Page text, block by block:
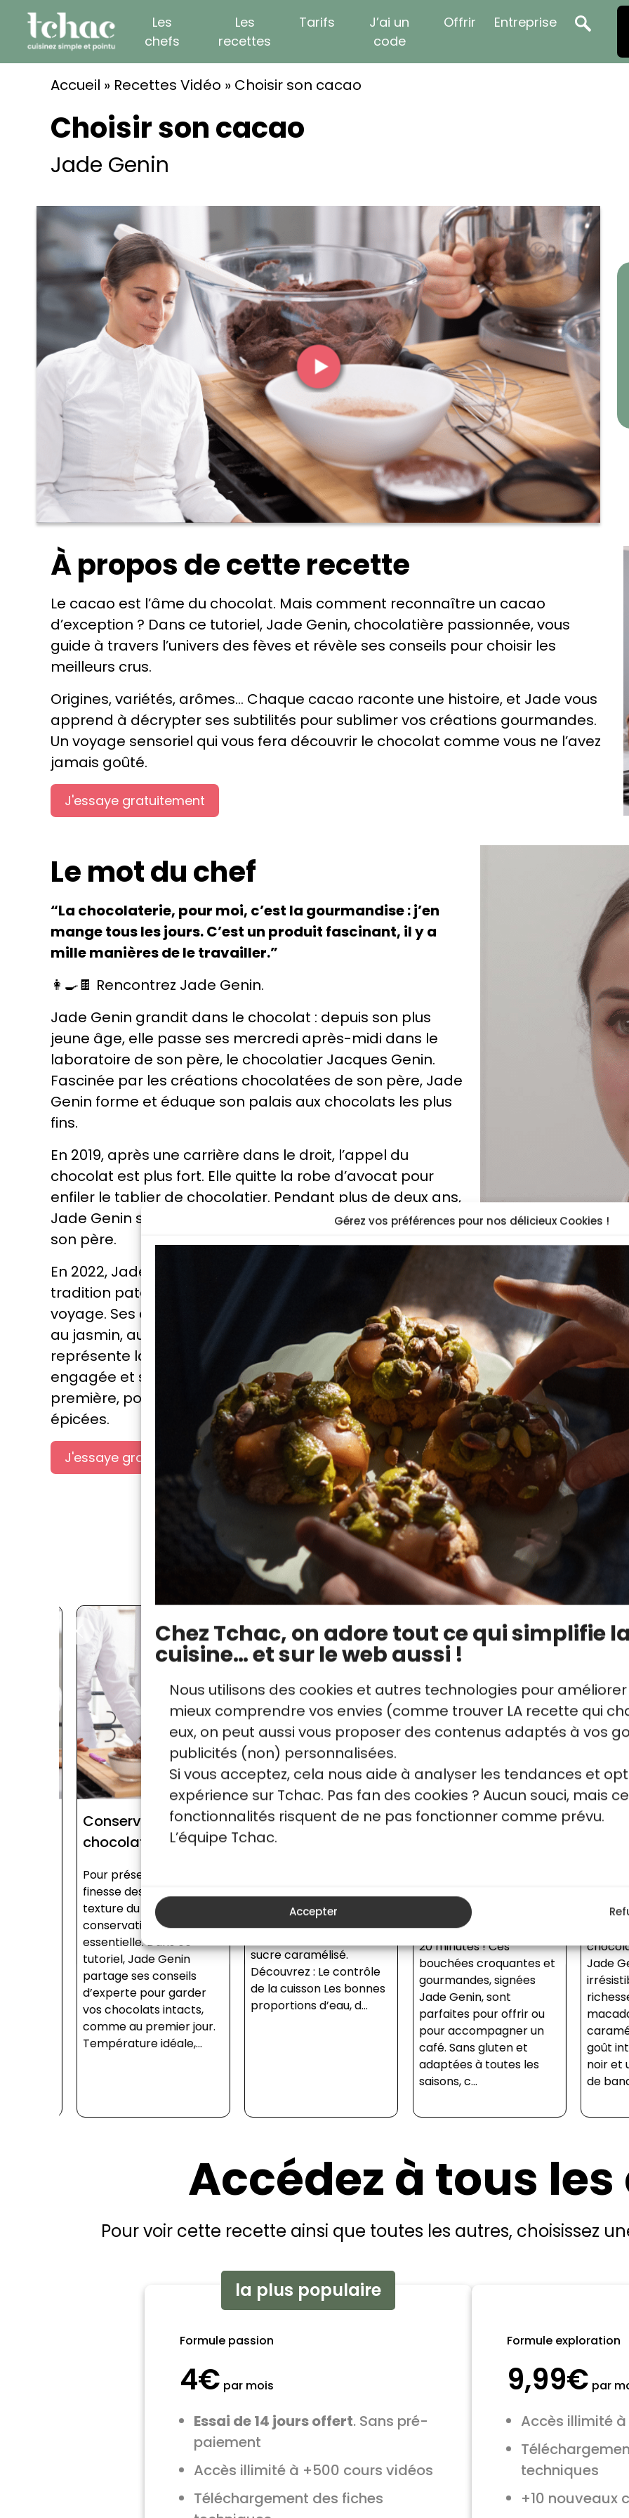
Gérez vos préférences pour nos délicieux Cookies !
Chez Tchac, on adore tout ce qui simplifie
cuisine… et sur le web aussi !
Nous utilisons des cookies et autres technologies pour
mieux comprendre vos envies (comme trouver LA recette qui
eux, on peut aussi vous proposer des contenus adaptés à vos
publicités (non) personnalisées.
Si vous acceptez, cela nous aide à analyser les tendances et
expérience sur Tchac. Pas fan des cookies ? Aucun souci, mais
fonctionnalités risquent de ne pas fonctionner comme prévu.
L’équipe Tchac.
Accepter
content
Les
chefs
Les
recettes
Tarifs
J’ai un
code
Offrir Entreprise
Accueil » Recettes Vidéo » Choisir son cacao
Choisir son cacao
Jade Genin
À propos de cette recette
Le cacao est l’âme du chocolat. Mais comment reconnaître un cacao
d’exception ? Dans ce tutoriel, Jade Genin, chocolatière passionnée, vous
guide à travers l’univers des fèves et révèle ses conseils pour choisir les
meilleurs crus.
Origines, variétés, arômes… Chaque cacao raconte une histoire, et Jade vous
apprend à décrypter ses subtilités pour sublimer vos créations gourmandes.
Un voyage sensoriel qui vous fera découvrir le chocolat comme vous ne l’avez
jamais goûté.
J'essaye gratuitement
Le mot du chef
“La chocolaterie, pour moi, c’est la gourmandise : j’en
mange tous les jours. C’est un produit fascinant, il y a
mille manières de le travailler.”
👩‍🍳🍫 Rencontrez Jade Genin.
Jade Genin grandit dans le chocolat : depuis son plus
jeune âge, elle passe ses mercredi après-midi dans le
laboratoire de son père, le chocolatier Jacques Genin.
Fascinée par les créations chocolatées de son père, Jade
Genin forme et éduque son palais aux chocolats les plus
fins.
En 2019, après une carrière dans le droit, l’appel du
chocolat est plus fort. Elle quitte la robe d’avocat pour
enfiler le tablier de chocolatier. Pendant plus de deux ans,
Jade Genin se forme au métier de chocolatier auprès de
son père.
En 2022, Jade Genin ouvre sa propre boutique à Paris. A la
tradition paternelle, elle ajoute sa touche subtile de
voyage. Ses créations associent le chocolat à la vanille,
au jasmin, au gingembre ou encore à l’anis… Jade Genin
représente la nouvelle génération de chocolatiers,
engagée et soucieuse de la qualité de la matière
première, pour des créations vivantes et délicieusement
épicées.
J'essaye gratuitement
Les cours en ligne du
Conserver son
chocolat
Pour préserver toute la
finesse des arômes et la
texture du chocolat, la
conservation est
essentielle. Dans ce
tutoriel, Jade Genin
partage ses conseils
d’experte pour garder
vos chocolats intacts,
comme au premier jour.
Température idéale,...
Le sablage
essentielle pour enrober
amandes ou fruits secs
sucre caramélisé.
Découvrez : Le contrôle
de la cuisson Les bonnes
proportions d’eau, d...
Roses des sables
Réalisez des grignotines
amandes chocolat
irrésistibles en moins de
20 minutes ! Ces
bouchées croquantes et
gourmandes, signées
Jade Genin, sont
parfaites pour offrir ou
pour accompagner un
café. Sans gluten et
adaptées à toutes les
saisons, c...
Pâte à
chocolat
Jade
richesse
goût
noir et
de banan...
Accédez à tous
Pour voir cette recette ainsi que toutes les autres, choisissez
la plus populaire
Formule passion
4€ par mois
Essai de 14 jours offert. Sans pré-
paiement
Accès illimité à +500 cours vidéos
Téléchargement des fiches
Formule exploration
9,99€ par
Accès illimité
techniques
+10 nouveaux